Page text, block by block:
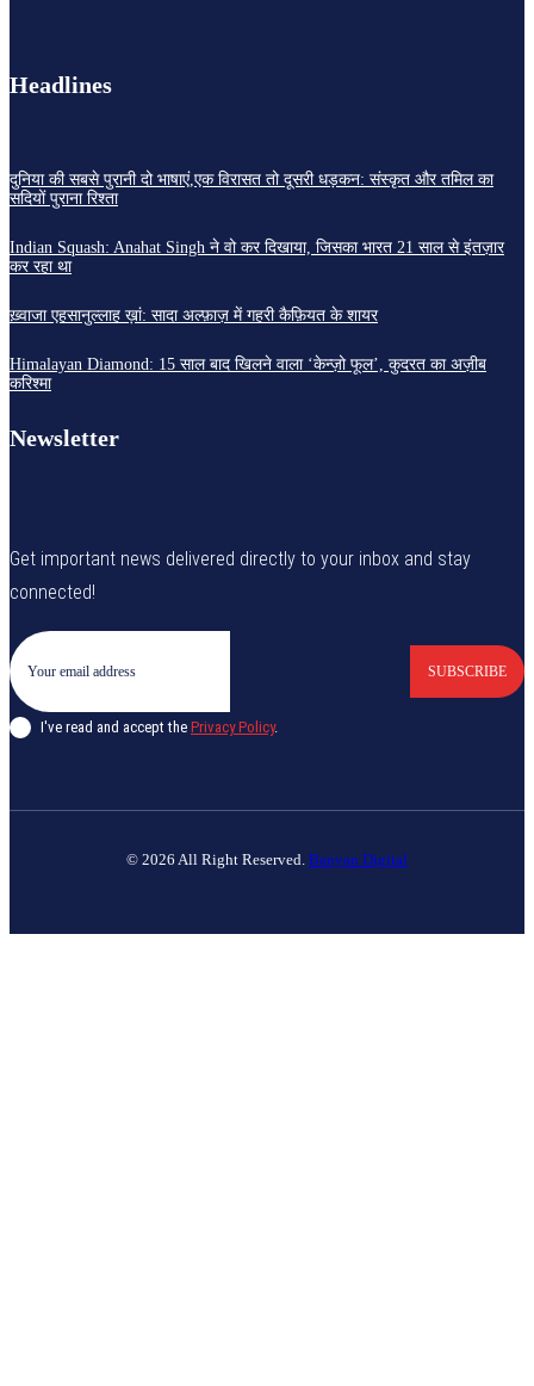
Headlines
दुनिया की सबसे पुरानी दो भाषाएं,एक विरासत तो दूसरी धड़कन: संस्कृत और तमिल का
सदियों पुराना रिश्ता
Indian Squash: Anahat Singh ने वो कर दिखाया, जिसका भारत 21 साल से इंतज़ार
कर रहा था
ख़्वाजा एहसानुल्लाह ख़ां: सादा अल्फ़ाज़ में गहरी कैफ़ियत के शायर
Himalayan Diamond: 15 साल बाद खिलने वाला ‘केन्ज़ो फूल’, कुदरत का अज़ीब
करिश्मा
Newsletter
Get important news delivered directly to your inbox and stay
connected!
SUBSCRIBE
I've read and accept the Privacy Policy.
© 2026 All Right Reserved. Banyan Digital